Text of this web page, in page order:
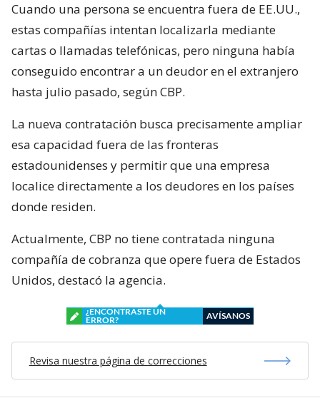
Cuando una persona se encuentra fuera de EE.UU.,
estas compañías intentan localizarla mediante
cartas o llamadas telefónicas, pero ninguna había
conseguido encontrar a un deudor en el extranjero
hasta julio pasado, según CBP.
La nueva contratación busca precisamente ampliar
esa capacidad fuera de las fronteras
estadounidenses y permitir que una empresa
localice directamente a los deudores en los países
donde residen.
Actualmente, CBP no tiene contratada ninguna
compañía de cobranza que opere fuera de Estados
Unidos, destacó la agencia.
¿ENCONTRASTE UN
ERROR?
AVÍSANOS
Revisa nuestra página de correcciones